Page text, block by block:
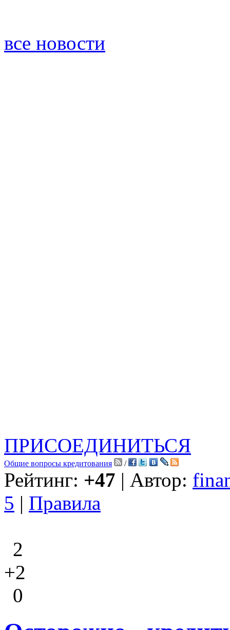
все новости
ПРИСОЕДИНИТЬСЯ
Общие вопросы кредитования /
Рейтинг: +47 | Автор:
5 | Правила
2
+2
0